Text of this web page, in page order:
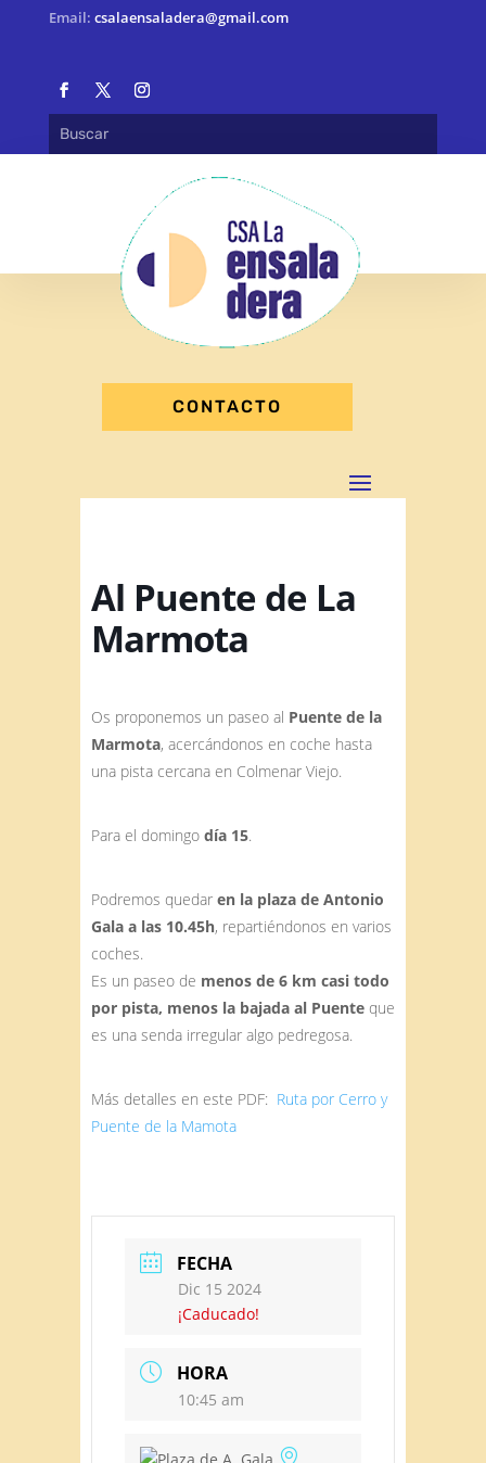
Email: csalaensaladera@gmail.com
CONTACTO
Al Puente de La
Marmota
Os proponemos un paseo al Puente de la
Marmota, acercándonos en coche hasta
una pista cercana en Colmenar Viejo.
Para el domingo día 15.
Podremos quedar en la plaza de Antonio
Gala a las 10.45h, repartiéndonos en varios
coches.
Es un paseo de menos de 6 km casi todo
por pista, menos la bajada al Puente que
es una senda irregular algo pedregosa.
Más detalles en este PDF: Ruta por Cerro y
Puente de la Mamota
FECHA
Dic 15 2024
¡Caducado!
HORA
10:45 am